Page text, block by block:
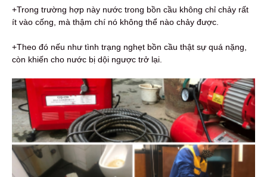
+Trong trường hợp này nước trong bồn cầu không chỉ chảy rất
ít vào cống, mà thậm chí nó không thể nào chảy được.
+Theo đó nếu như tình trạng nghẹt bồn cầu thật sự quá nặng,
còn khiến cho nước bị dội ngược trở lại.